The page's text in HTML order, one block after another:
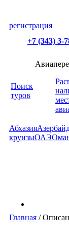
регистрация
+7 (343) 3-
Поиск
туров
Абхазия
круизыОАЭ
Главная /